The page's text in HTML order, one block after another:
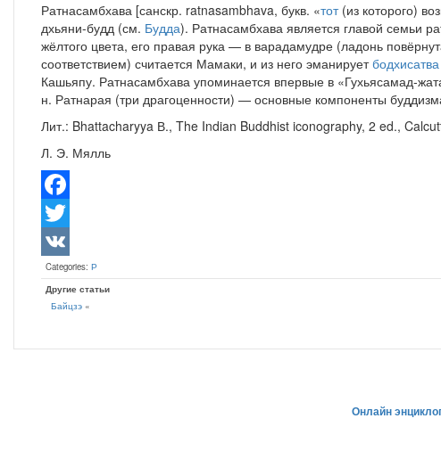
Ратнасамбхава [санскр. ratnasambhava, букв. «тот(из которого)
дхьяни-будд (см. Будда). Ратнасамбхава является главой семьи
жёлтого цвета, его правая рука — в варадамудре (ладонь
соответствием) считается Мамаки, и из него эманируетбодхисатва
Кашьяпу. Ратнасамбхава упоминается впервые в «Гухьясамад-
н. Ратнарая (три драгоценности) — основные компоненты
Лит.: Bhattacharyya В., The Indian Buddhist iconography, 2 ed.,
Л. Э. Мялль
Facebook
Twitter
VK
Categories: Р
Другие статьи
Байцзэ«
Онлайн